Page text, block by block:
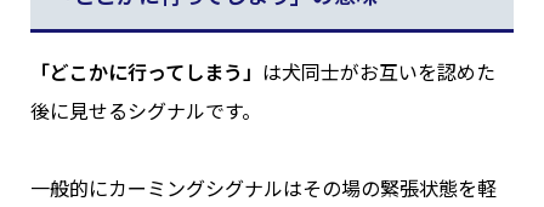
「どこかに行ってしまう」 は犬同士がお互いを認めた
後に見せるシグナルです。
一般的にカーミングシグナルはその場の緊張状態を軽